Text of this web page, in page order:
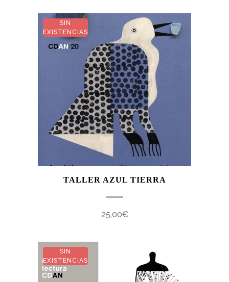
SIN
EXISTENCIAS
TALLER AZUL TIERRA
25,00€
SIN
EXISTENCIAS